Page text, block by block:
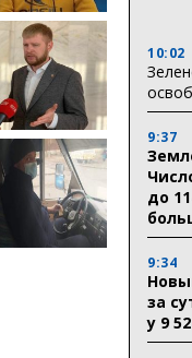
10:02
9:37
до
9:34
за
у 9